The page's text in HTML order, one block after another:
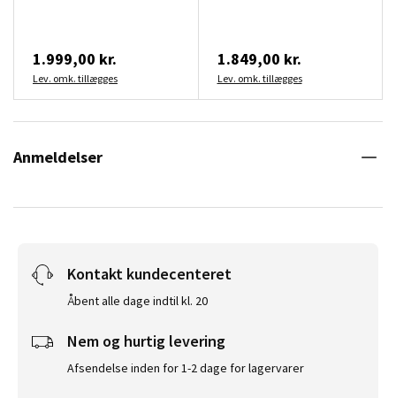
1.999,00 kr.
Lev. omk. tillægges
1.849,00 kr.
Lev. omk. tillægges
Anmeldelser
Kontakt kundecenteret
Åbent alle dage indtil kl. 20
Nem og hurtig levering
Afsendelse inden for 1-2 dage for lagervarer